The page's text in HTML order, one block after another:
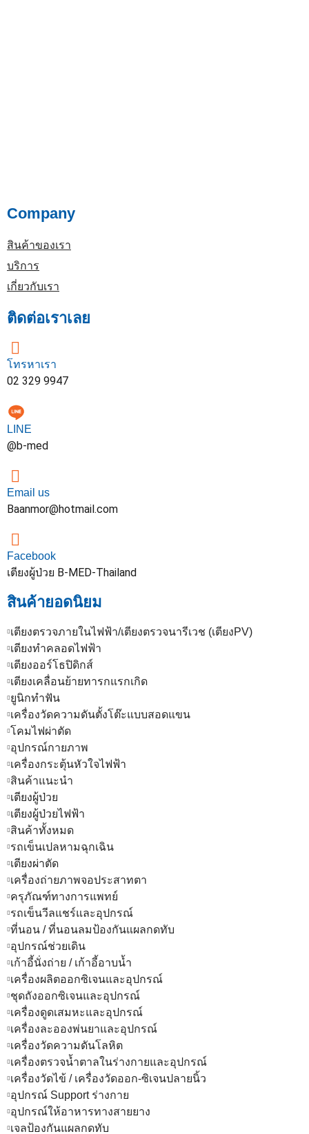
Company
สินค้าของเรา
บริการ
เกี่ยวกับเรา
ติดต่อเราเลย
โทรหาเรา
02 329 9947
LINE
@b-med
Email us
Baanmor@hotmail.com
Facebook
เตียงผู้ป่วย B-MED-Thailand
สินค้ายอดนิยม
เตียงตรวจภายในไฟฟ้า/เตียงตรวจนารีเวช (เตียงPV)
เตียงทำคลอดไฟฟ้า
เตียงออร์โธปิดิกส์
เตียงเคลื่อนย้ายทารกแรกเกิด
ยูนิกทำฟัน
เครื่องวัดความดันตั้งโต๊ะแบบสอดแขน
โคมไฟผ่าตัด
อุปกรณ์กายภาพ
เครื่องกระตุ้นหัวใจไฟฟ้า
สินค้าแนะนำ
เตียงผู้ป่วย
เตียงผู้ป่วยไฟฟ้า
สินค้าทั้งหมด
รถเข็นเปลหามฉุกเฉิน
เตียงผ่าตัด
เครื่องถ่ายภาพจอประสาทตา
ครุภัณฑ์ทางการแพทย์
รถเข็นวีลแชร์และอุปกรณ์
ที่นอน / ที่นอนลมป้องกันแผลกดทับ
อุปกรณ์ช่วยเดิน
เก้าอี้นั่งถ่าย / เก้าอี้อาบน้ำ
เครื่องผลิตออกซิเจนและอุปกรณ์
ชุดถังออกซิเจนและอุปกรณ์
เครื่องดูดเสมหะและอุปกรณ์
เครื่องละอองพ่นยาและอุปกรณ์
เครื่องวัดความดันโลหิต
เครื่องตรวจน้ำตาลในร่างกายและอุปกรณ์
เครื่องวัดไข้ / เครื่องวัดออก-ซิเจนปลายนิ้ว
อุปกรณ์ Support ร่างกาย
อุปกรณ์ให้อาหารทางสายยาง
เจลป้องกันแผลกดทับ